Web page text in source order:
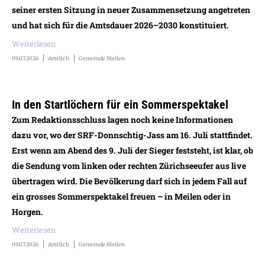
seiner ersten Sitzung in neuer Zusammensetzung angetreten
und hat sich für die Amtsdauer 2026–2030 konstituiert.
Weiterlesen
09.07.2026 Amtlich Gemeinde Meilen
In den Startlöchern für ein Sommerspektakel
Zum Redaktionsschluss lagen noch keine Informationen
dazu vor, wo der SRF-Donnschtig-Jass am 16. Juli stattfindet.
Erst wenn am Abend des 9. Juli der Sieger feststeht, ist klar, ob
die Sendung vom linken oder rechten Zürichseeufer aus live
übertragen wird. Die Bevölkerung darf sich in jedem Fall auf
ein grosses Sommerspektakel freuen – in Meilen oder in
Horgen.
Weiterlesen
09.07.2026 Amtlich Gemeinde Meilen